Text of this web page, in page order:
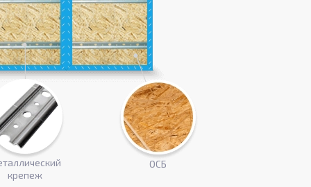
крепеж
ОСБ